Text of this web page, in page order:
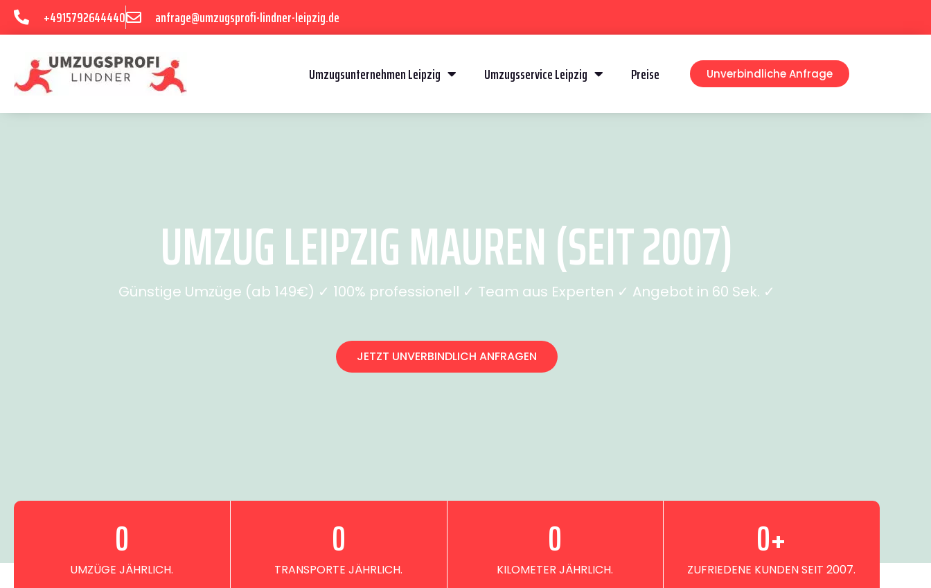
+4915792644440 anfrage@umzugsprofi-lindner-leipzig.de
Umzugsunternehmen Leipzig Umzugsservice Leipzig Preise Unverbindliche Anfrage
UMZUG LEIPZIG MAUREN (SEIT 2007)
Günstige Umzüge (ab 149€) ✓ 100% professionell ✓ Team aus Experten ✓ Angebot in 60 Sek. ✓
JETZT UNVERBINDLICH ANFRAGEN
UMZÜGE JÄHRLICH.
0
TRANSPORTE JÄHRLICH.
0
KILOMETER JÄHRLICH.
0
ZUFRIEDENE KUNDEN SEIT 2007.
0+